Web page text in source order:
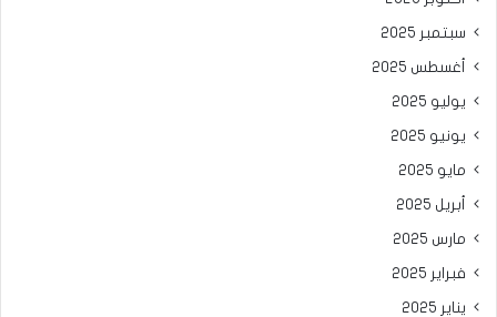
سبتمبر 2025
أغسطس 2025
يوليو 2025
يونيو 2025
مايو 2025
أبريل 2025
مارس 2025
فبراير 2025
يناير 2025